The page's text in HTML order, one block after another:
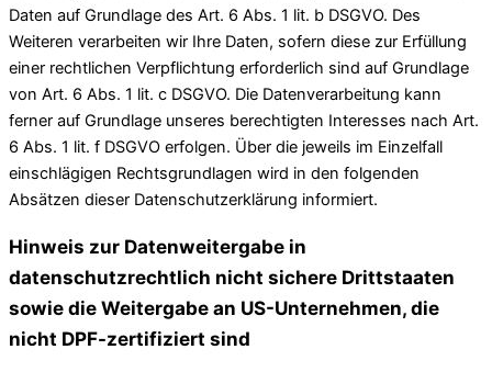
Daten auf Grundlage des Art. 6 Abs. 1 lit. b DSGVO. Des
Weiteren verarbeiten wir Ihre Daten, sofern diese zur Erfüllung
einer rechtlichen Verpflichtung erforderlich sind auf Grundlage
von Art. 6 Abs. 1 lit. c DSGVO. Die Datenverarbeitung kann
ferner auf Grundlage unseres berechtigten Interesses nach Art.
6 Abs. 1 lit. f DSGVO erfolgen. Über die jeweils im Einzelfall
einschlägigen Rechtsgrundlagen wird in den folgenden
Absätzen dieser Datenschutzerklärung informiert.
Hinweis zur Datenweitergabe in
datenschutzrechtlich nicht sichere Drittstaaten
sowie die Weitergabe an US-Unternehmen, die
nicht DPF-zertifiziert sind